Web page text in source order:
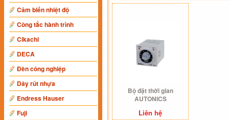
Cảm biến nhiệt độ
Công tắc hành trình
Cikachi
DECA
Đèn công nghiệp
Dây rút nhựa
Endress Hauser
Fuji
Bộ đặt thời gian
AUTONICS
Liên hệ